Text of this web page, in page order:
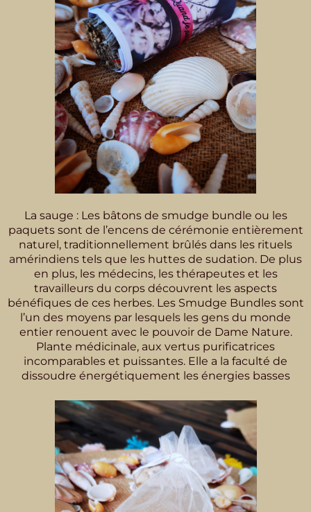
La sauge : Les bâtons de smudge bundle ou les
paquets sont de l’encens de cérémonie entièrement
naturel, traditionnellement brûlés dans les rituels
amérindiens tels que les huttes de sudation. De plus
en plus, les médecins, les thérapeutes et les
travailleurs du corps découvrent les aspects
bénéfiques de ces herbes. Les Smudge Bundles sont
l’un des moyens par lesquels les gens du monde
entier renouent avec le pouvoir de Dame Nature.
Plante médicinale, aux vertus purificatrices
incomparables et puissantes. Elle a la faculté de
dissoudre énergétiquement les énergies basses